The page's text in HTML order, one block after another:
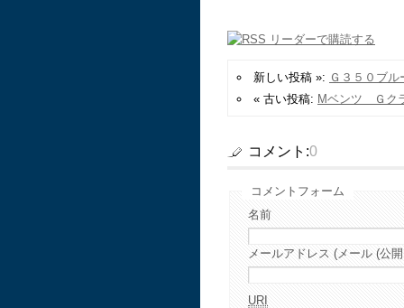
新しい投稿 »: Ｇ３５０ブ
« 古い投稿: Mベンツ Ｇク
コメント:0
コメントフォーム
名前
メールアドレス (メール (公
URI